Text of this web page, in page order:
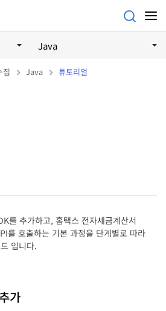
Java
집 Java 튜토리얼
를 추가하고, 홈택스 전자세금계산서
호출하는 기본 과정을 단계별로 따라
입니다.
가